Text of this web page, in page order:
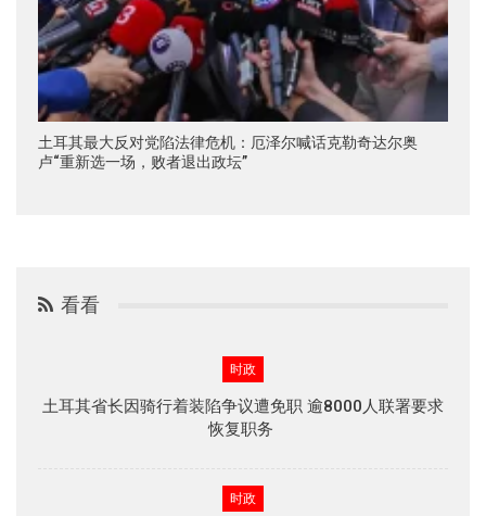
土耳其最大反对党陷法律危机：厄泽尔喊话克勒奇达尔奥
卢“重新选一场，败者退出政坛”
看看
时政
土耳其省长因骑行着装陷争议遭免职 逾8000人联署要求
恢复职务
时政